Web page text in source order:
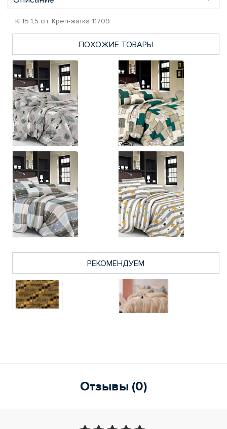
КПБ 1,5 сп. Креп-жатка 11709
ПОХОЖИЕ ТОВАРЫ
РЕКОМЕНДУЕМ
Отзывы (0)